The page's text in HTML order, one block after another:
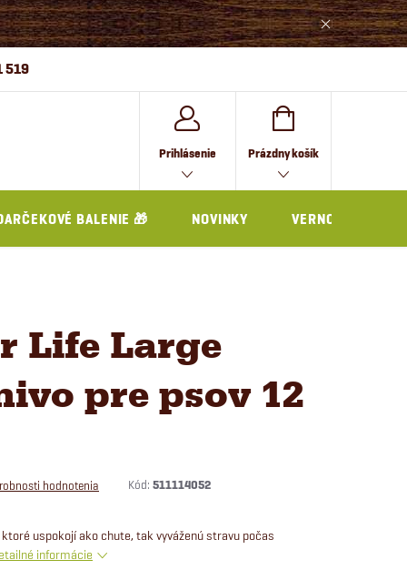
519
Prihlásenie
NÁKUPNÝ
KOŠÍK
Prázdny košík
BALENIE 🎁 NOVINKY VERNOSTNÝ
Life Large
pre psov 12
hodnotenia Kód: 511114052
uspokojí ako chute, tak vyváženú stravu počas
informácie